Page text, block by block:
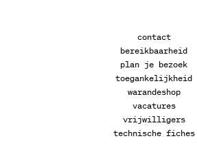
contact
bereikbaarheid
plan je bezoek
toegankelijkheid
warandeshop
vacatures
vrijwilligers
technische fiches